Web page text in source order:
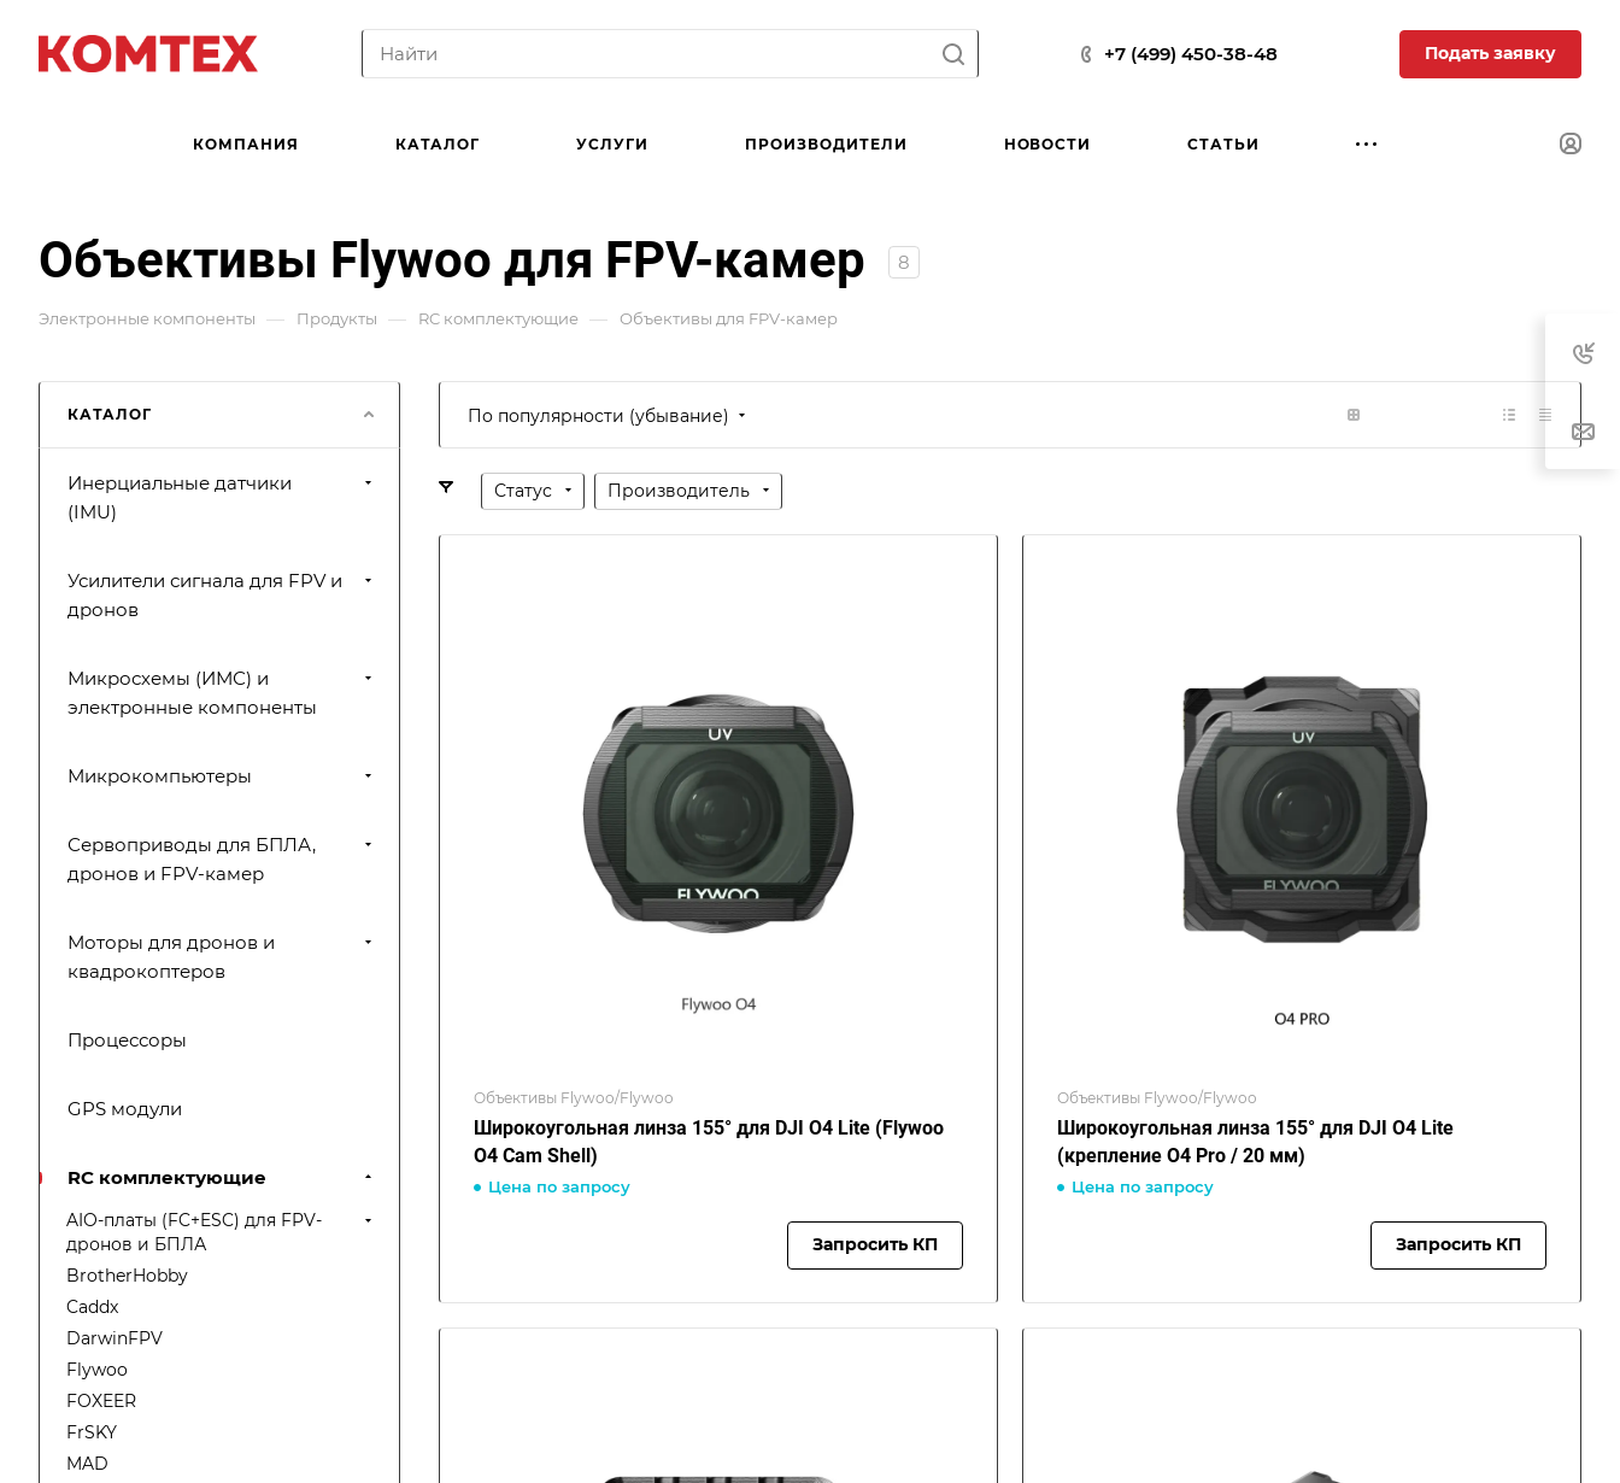
+7 (499) 450-38-48 Подать заявку
КОМПАНИЯ КАТАЛОГ УСЛУГИ ПРОИЗВОДИТЕЛИ НОВОСТИ СТАТЬИ
Объективы Flywoo для FPV-камер 8
Электронные компоненты — Продукты — RC комплектующие — Объективы для FPV-камер
По популярности (убывание)
Статус Производитель
Объективы Flywoo/Flywoo
Широкоугольная линза 155° для DJI O4 Lite (Flywoo
O4 Cam Shell)
Цена по запросу
Запросить КП
Объективы Flywoo/Flywoo
Широкоугольная линза 155° для DJI O4 Lite
(крепление O4 Pro / 20 мм)
Цена по запросу
Запросить КП
КАТАЛОГ
Инерциальные датчики
(IMU)
Усилители сигнала для FPV и
дронов
Микросхемы (ИМС) и
электронные компоненты
Микрокомпьютеры
Сервоприводы для БПЛА,
дронов и FPV-камер
Моторы для дронов и
квадрокоптеров
Процессоры
GPS модули
RC комплектующие
AIO-платы (FC+ESC) для FPV-
дронов и БПЛА
BrotherHobby
Caddx
DarwinFPV
Flywoo
FOXEER
FrSKY
MAD